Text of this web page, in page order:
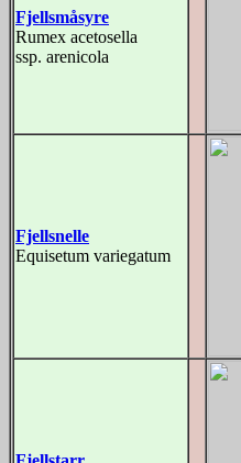
Fjellsmåsyre
Rumex acetosella
ssp. arenicola
Fjellsnelle
Equisetum variegatum